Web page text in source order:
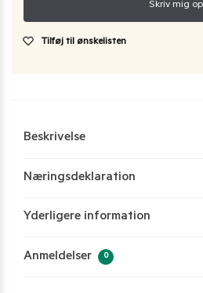
Tilføj til ønskelisten
Beskrivelse
Næringsdeklaration
Yderligere information
Anmeldelser 0